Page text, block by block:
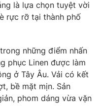
video
động sản
lòng Việt
là lựa chọn tuyệt vời
rực rỡ tại thành phố
những điểm nhấn
phục Linen được làm
ở Tây Âu. Vải có kết
bề mặt mịn. Sản
phom dáng vừa vặn